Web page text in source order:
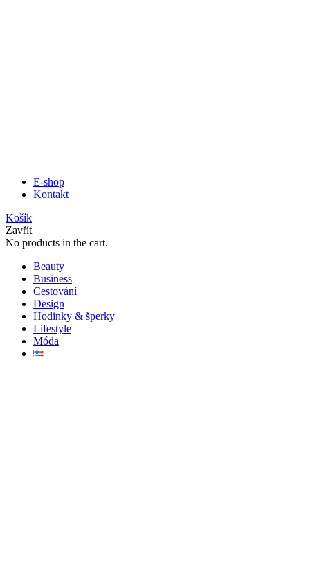
E-shop
Kontakt
Košík
Zavřít
No products in the cart.
Beauty
Business
Cestování
Design
Hodinky & šperky
Lifestyle
Móda